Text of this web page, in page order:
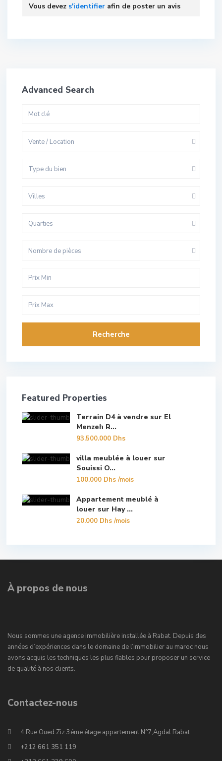
Vous devez s'identifier afin de poster un avis
Advanced Search
Vente / Location
Type du bien
Villes
Quarties
Nombre de pièces
Recherche
Featured Properties
Terrain D4 à vendre sur El
Menzeh R...
93.500.000 Dhs
villa meublée à louer sur
Souissi O...
100.000 Dhs/mois
Appartement meublé à
louer sur Hay ...
20.000 Dhs/mois
À propos de nous
Nous sommes une agence immobilière installée à Rabat. Depuis des
années d’expériences dans le domaine de l’immobilier au maroc nous
avons acquis les techniques les plus fiables pour proposer un service
de qualité à nos clients.
Contactez-nous
4,Rue Oued Ziz 3éme étage appartement N°7,Agdal Rabat
+212 661 351 119